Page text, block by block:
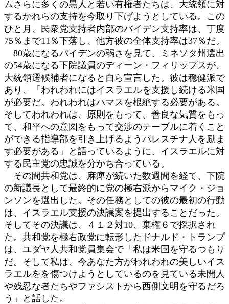
ムさらに多くの黒人と若い有権者たちは、大統領に対
するかれらの支持を今取り下げようとしている。この
ひと月、民衆党支持者内部のバイデン支持率は、丁度
75％まで11％下落し、他方彼の全体支持率は37％だ。
80歳になるバイデンの弱さを見て、ミネソタ州選出
の54歳になる下院議員のディーン・フィリップスが、
大統領選候補者になると自ら宣言した。彼は穏健派で
あり、「われわれにはイスラエルを支援し続ける米国
が必要だ。われわれはハマスを根絶する必要がある。
そしてわれわれは、原則をもって、善良な気質をもっ
て、和平への意図をもって交渉のテーブルに着くこと
ができる指導部を引き上げるようパレスチナ人を励ま
す必要がある」と語っているように、イスラエルに対
する民主党の忠誠を分かち合っている。
その間共和党は、麻痺が続いた数週間を経て、下院
の新議長として最終的に党の極右派からマイク・ジョ
ンソンを選出した。その任務としての彼の最初の行動
は、イスラエル支援の決議案を提出することだった。
そしてその決議は、４１２対10、棄権６で採択され
た。共和党を極右政党に転形したドナルド・トランプ
は、ユダヤ人共和党員集会で「私は米国を守るつもり
だ。そして私は、今あなた方がわれわれの美しいイス
ラエルをを傷つけようとしているのを見ている未開人
や残忍な者たちやファシストから西側文明を守るだろ
う」と話した。